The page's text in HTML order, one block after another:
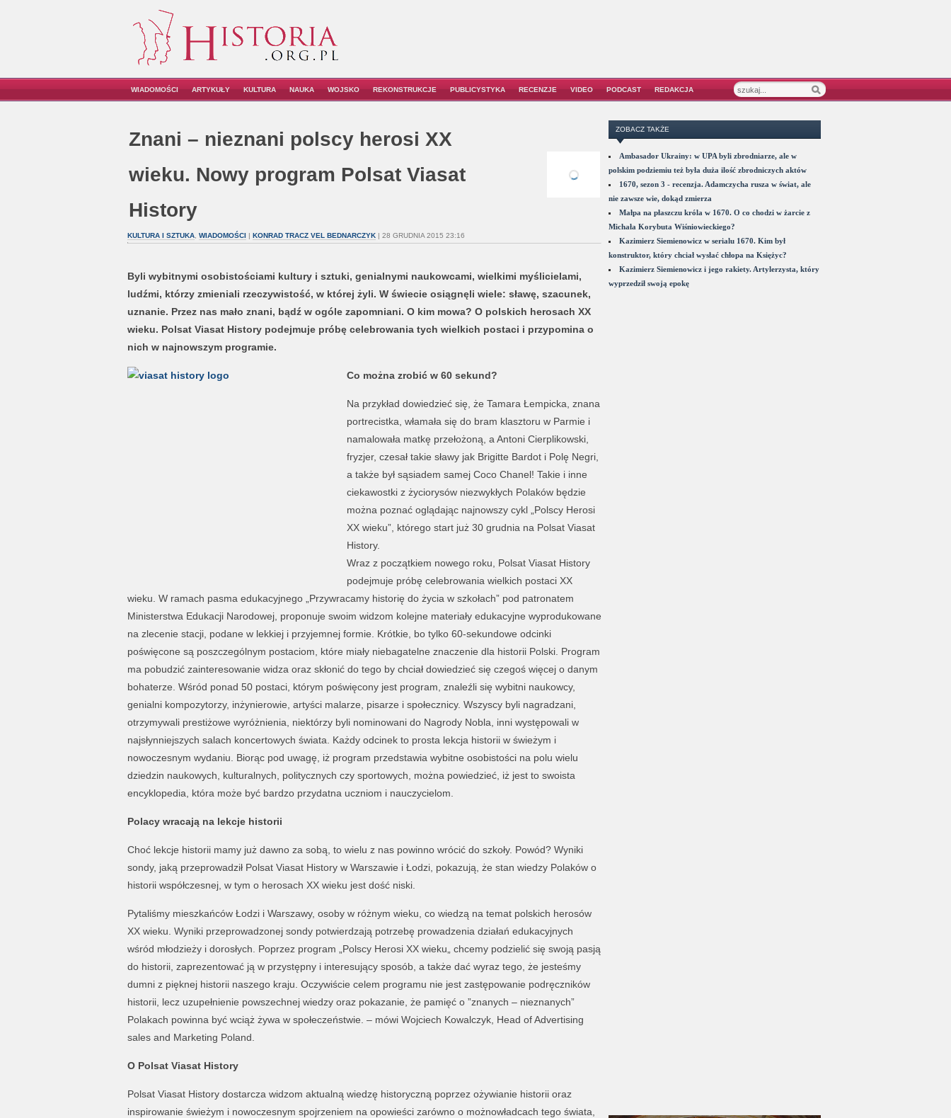
WIADOMOŚCI ARTYKUŁY KULTURA NAUKA WOJSKO REKONSTRUKCJE PUBLICYSTYKA RECENZJE VIDEO PODCAST REDAKCJA
Znani – nieznani polscy herosi XX
wieku. Nowy program Polsat Viasat
History
KULTURA I SZTUKA, WIADOMOŚCI| KONRAD TRACZ VEL BEDNARCZYK| 28 GRUDNIA 2015 23:16
Byli wybitnymi osobistościami kultury i sztuki, genialnymi naukowcami, wielkimi myślicielami,
ludźmi, którzy zmieniali rzeczywistość, w której żyli. W świecie osiągnęli wiele: sławę, szacunek,
uznanie. Przez nas mało znani, bądź w ogóle zapomniani. O kim mowa? O polskich herosach XX
wieku. Polsat Viasat History podejmuje próbę celebrowania tych wielkich postaci i przypomina o
nich w najnowszym programie.
Co można zrobić w 60 sekund?
Na przykład dowiedzieć się, że Tamara Łempicka, znana
portrecistka, włamała się do bram klasztoru w Parmie i
namalowała matkę przełożoną, a Antoni Cierplikowski,
fryzjer, czesał takie sławy jak Brigitte Bardot i Polę Negri,
a także był sąsiadem samej Coco Chanel! Takie i inne
ciekawostki z życiorysów niezwykłych Polaków będzie
można poznać oglądając najnowszy cykl „Polscy Herosi
XX wieku”, którego start już 30 grudnia na Polsat Viasat
History.
Wraz z początkiem nowego roku, Polsat Viasat History
podejmuje próbę celebrowania wielkich postaci XX
wieku. W ramach pasma edukacyjnego „Przywracamy historię do życia w szkołach” pod patronatem
Ministerstwa Edukacji Narodowej, proponuje swoim widzom kolejne materiały edukacyjne wyprodukowane
na zlecenie stacji, podane w lekkiej i przyjemnej formie. Krótkie, bo tylko 60-sekundowe odcinki
poświęcone są poszczególnym postaciom, które miały niebagatelne znaczenie dla historii Polski. Program
ma pobudzić zainteresowanie widza oraz skłonić do tego by chciał dowiedzieć się czegoś więcej o danym
bohaterze. Wśród ponad 50 postaci, którym poświęcony jest program, znaleźli się wybitni naukowcy,
genialni kompozytorzy, inżynierowie, artyści malarze, pisarze i społecznicy. Wszyscy byli nagradzani,
otrzymywali prestiżowe wyróżnienia, niektórzy byli nominowani do Nagrody Nobla, inni występowali w
najsłynniejszych salach koncertowych świata. Każdy odcinek to prosta lekcja historii w świeżym i
nowoczesnym wydaniu. Biorąc pod uwagę, iż program przedstawia wybitne osobistości na polu wielu
dziedzin naukowych, kulturalnych, politycznych czy sportowych, można powiedzieć, iż jest to swoista
encyklopedia, która może być bardzo przydatna uczniom i nauczycielom.
Polacy wracają na lekcje historii
Choć lekcje historii mamy już dawno za sobą, to wielu z nas powinno wrócić do szkoły. Powód? Wyniki
sondy, jaką przeprowadził Polsat Viasat History w Warszawie i Łodzi, pokazują, że stan wiedzy Polaków o
historii współczesnej, w tym o herosach XX wieku jest dość niski.
Pytaliśmy mieszkańców Łodzi i Warszawy, osoby w różnym wieku, co wiedzą na temat polskich herosów
XX wieku. Wyniki przeprowadzonej sondy potwierdzają potrzebę prowadzenia działań edukacyjnych
wśród młodzieży i dorosłych. Poprzez program „Polscy Herosi XX wieku„ chcemy podzielić się swoją pasją
do historii, zaprezentować ją w przystępny i interesujący sposób, a także dać wyraz tego, że jesteśmy
dumni z pięknej historii naszego kraju. Oczywiście celem programu nie jest zastępowanie podręczników
historii, lecz uzupełnienie powszechnej wiedzy oraz pokazanie, że pamięć o ”znanych – nieznanych”
Polakach powinna być wciąż żywa w społeczeństwie. – mówi Wojciech Kowalczyk, Head of Advertising
sales and Marketing Poland.
O Polsat Viasat History
Polsat Viasat History dostarcza widzom aktualną wiedzę historyczną poprzez ożywianie historii oraz
inspirowanie świeżym i nowoczesnym spojrzeniem na opowieści zarówno o możnowładcach tego świata,
ZOBACZ TAKŻE
Ambasador Ukrainy: w UPA byli zbrodniarze, ale w
polskim podziemiu też była duża ilość zbrodniczych aktów
1670, sezon 3 - recenzja. Adamczycha rusza w świat, ale
nie zawsze wie, dokąd zmierza
Małpa na płaszczu króla w 1670. O co chodzi w żarcie z
Michała Korybuta Wiśniowieckiego?
Kazimierz Siemienowicz w serialu 1670. Kim był
konstruktor, który chciał wysłać chłopa na Księżyc?
Kazimierz Siemienowicz i jego rakiety. Artylerzysta, który
wyprzedził swoją epokę